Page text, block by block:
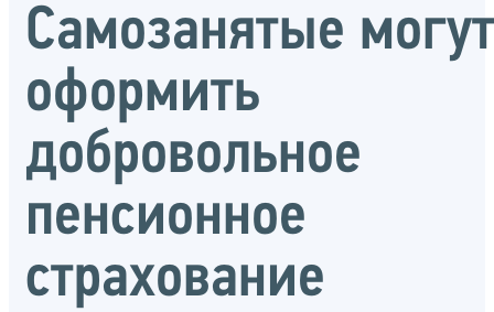
Самозанятые могут
оформить
добровольное
пенсионное
страхование